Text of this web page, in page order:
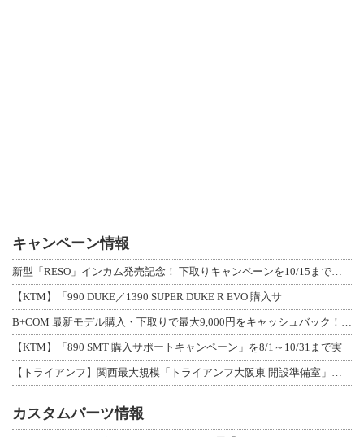
キャンペーン情報
【KTM】「990 DUKE／1390 SUPER DUKE R EVO 購入サ
【KTM】「890 SMT 購入サポートキャンペーン」を8/1～10/31まで実
カスタムパーツ情報